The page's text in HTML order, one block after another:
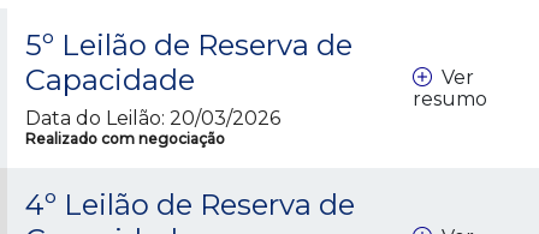
5º Leilão de Reserva de
Capacidade
Data do Leilão: 20/03/2026
Realizado com negociação
Ver
resumo
4º Leilão de Reserva de